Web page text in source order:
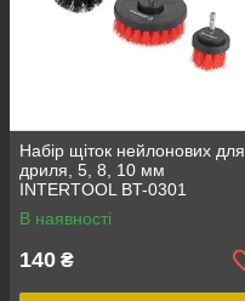
Набір щіток нейлонових для
дриля, 5, 8, 10 мм
INTERTOOL BT-0301
В наявності
140 ₴